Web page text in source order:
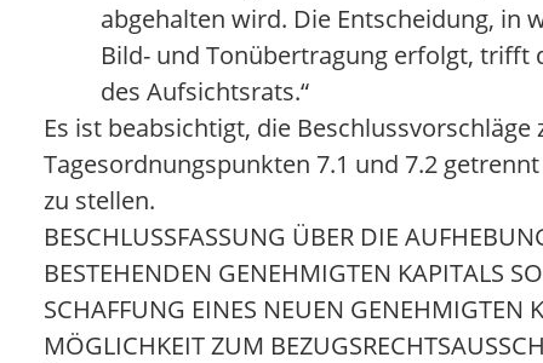
abgehalten wird. Die Entscheidung, in
Bild- und Tonübertragung erfolgt, trifft
des Aufsichtsrats.“
Es ist beabsichtigt, die Beschlussvorschläge
Tagesordnungspunkten 7.1 und 7.2
zu stellen.
BESCHLUSSFASSUNG ÜBER DIE
BESTEHENDEN GENEHMIGTEN KAPITALS
SCHAFFUNG EINES NEUEN GENEHMIGTEN
MÖGLICHKEIT ZUM